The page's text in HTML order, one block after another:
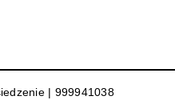
| 999941038